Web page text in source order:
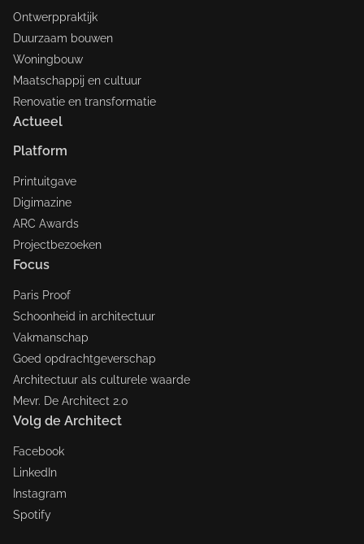
Ontwerppraktijk
Duurzaam bouwen
Woningbouw
Maatschappij en cultuur
Renovatie en transformatie
Actueel
Platform
Printuitgave
Digimazine
ARC Awards
Projectbezoeken
Focus
Paris Proof
Schoonheid in architectuur
Vakmanschap
Goed opdrachtgeverschap
Architectuur als culturele waarde
Mevr. De Architect 2.0
Volg de Architect
Facebook
LinkedIn
Instagram
Spotify